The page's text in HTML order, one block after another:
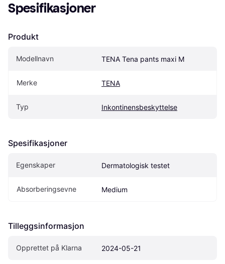
Spesifikasjoner
Produkt
Modellnavn TENA Tena pants maxi M
Merke TENA
Typ Inkontinensbeskyttelse
Spesifikasjoner
Egenskaper Dermatologisk testet
Absorberingsevne Medium
Tilleggsinformasjon
Opprettet på Klarna 2024-05-21